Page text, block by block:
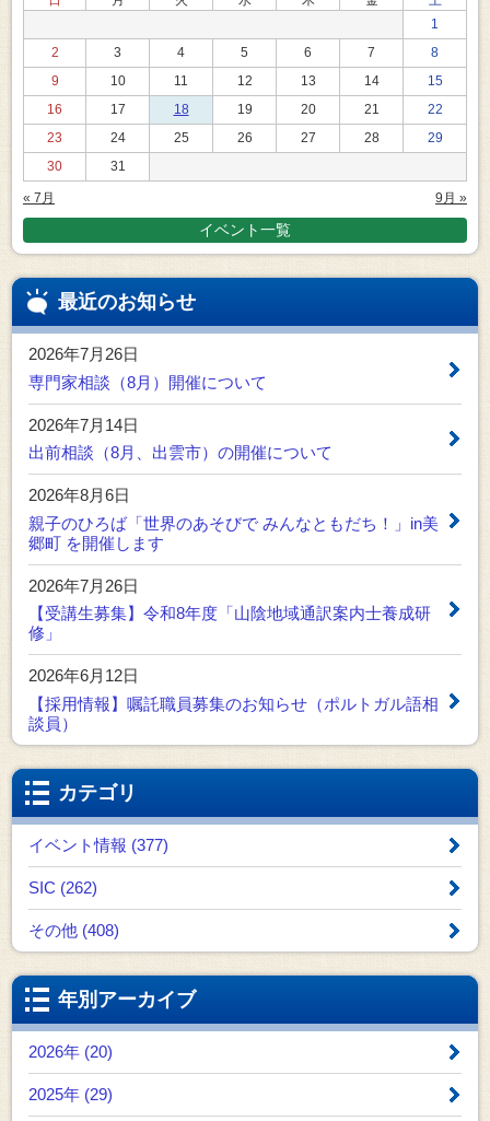
1
2
3 4 5 6 7
8
9
10 11 12 13 14
15
16
17 18 19 20 21
22
23
24 25 26 27 28
29
30
31
« 7月 9月 »
イベント一覧
最近のお知らせ
2026年7月26日
専門家相談（8月）開催について
2026年7月14日
出前相談（8月、出雲市）の開催について
2026年8月6日
親子のひろば「世界のあそびで みんなともだち！」in美
郷町 を開催します
2026年7月26日
【受講生募集】令和8年度「山陰地域通訳案内士養成研
修」
2026年6月12日
【採用情報】嘱託職員募集のお知らせ（ポルトガル語相
談員）
カテゴリ
イベント情報 (377)
SIC (262)
その他 (408)
年別アーカイブ
2026年 (20)
2025年 (29)